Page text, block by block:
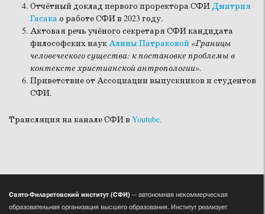
Отчётный доклад первого проректора СФИДмитрия
Гасакао работе СФИ в 2023 году.
Актовая речь учёного секретаря СФИ кандидата
философских наукАлины Патраковой «Границы
человеческого существа: к постановке проблемы в
контексте христианской антропологии».
Приветствие от Ассоциации выпускников и студентов
СФИ.
Трансляция на канале СФИ в Youtube.
Свято-Филаретовский институт (СФИ) — автономная некоммерческая
образовательная организация высшего образования. Институт реализует